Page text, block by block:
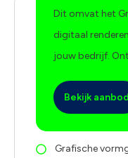
Dit omvat het
digitaal
jouw bedrijf.
Bekijk aanbod
Grafische